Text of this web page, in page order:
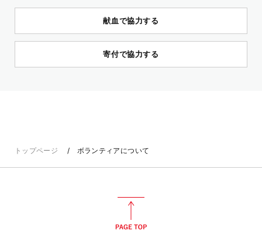
献血で協力する
寄付で協力する
トップページ ボランティアについて